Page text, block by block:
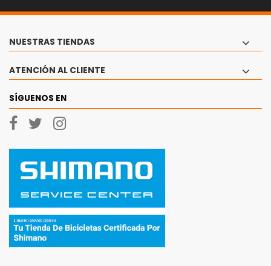
NUESTRAS TIENDAS
ATENCIÓN AL CLIENTE
SÍGUENOS EN